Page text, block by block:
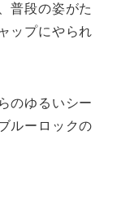
普段の姿がた
ップにやられ
のゆるいシー
ルーロックの